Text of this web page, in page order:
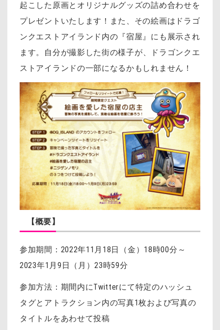
起こした原画とオリジナルグッズの詰め合わせを
プレゼントいたします！また、その絵画はドラゴ
ンクエストアイランド内の『宿屋』にも展示され
ます。 自分が撮影した街の様子が、ドラゴンクエ
ストアイランドの一部になるかもしれません！
【概要】
参加期間：2022年11月18日（金）18時00分～
2023年1月9日（月）23時59分
参加方法：期間内にTwitterにて特定のハッシュ
タグとアトラクション内の写真1枚および写真の
タイトルをあわせて投稿